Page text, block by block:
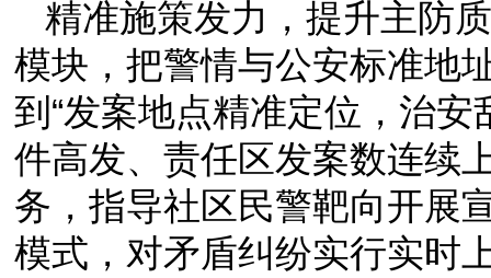
精准施策发力，提升主防
模块，把警情与公安标准地
到“发案地点精准定位，治
件高发、责任区发案数连续
务，指导社区民警靶向开展
模式，对矛盾纠纷实行实时